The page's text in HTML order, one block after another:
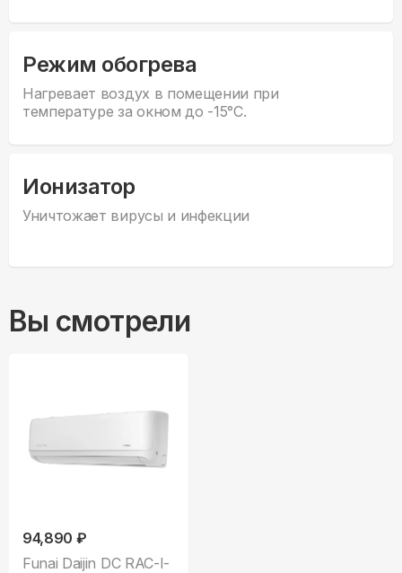
Режим обогрева
Нагревает воздух в помещении при
температуре за окном до -15°С.
Ионизатор
Уничтожает вирусы и инфекции
Вы смотрели
94,890 ₽
Funai Daijin DC RAC-I-